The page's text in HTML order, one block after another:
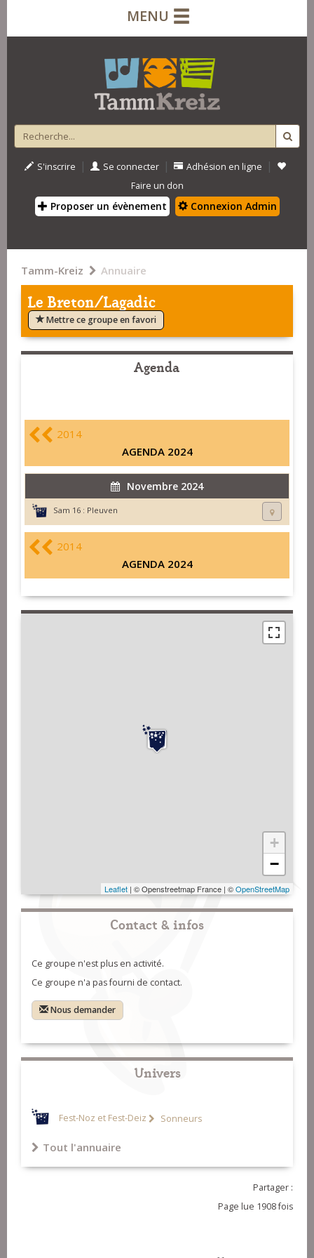
MENU
S'inscrire | Se connecter | Adhésion en ligne |
Faire un don
Proposer un évènement Connexion Admin
Tamm-Kreiz Annuaire
Le Breton/Lagadic
Mettre ce groupe en favori
Agenda
2014
AGENDA 2024
Novembre 2024
Sam 16 : Pleuven
2014
AGENDA 2024
+
−
Leaflet | © Openstreetmap France | ©OpenStreetMap
Contact & infos
Ce groupe n'est plus en activité.
Ce groupe n'a pas fourni de contact.
Nous demander
Univers
Fest-Noz et Fest-Deiz Sonneurs
Tout l'annuaire
Partager :
Page lue 1908 fois